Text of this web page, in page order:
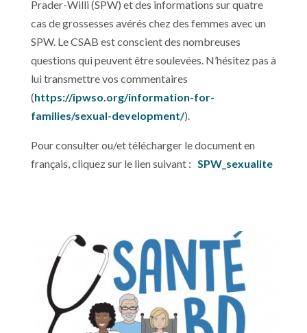
Prader-Willi (SPW) et des informations sur quatre
cas de grossesses avérés chez des femmes avec un
SPW. Le CSAB est conscient des nombreuses
questions qui peuvent être soulevées. N’hésitez pas à
lui transmettre vos commentaires
(https://ipwso.org/information-for-
families/sexual-development/).
Pour consulter ou/et télécharger le document en
français, cliquez sur le lien suivant : SPW_sexualite